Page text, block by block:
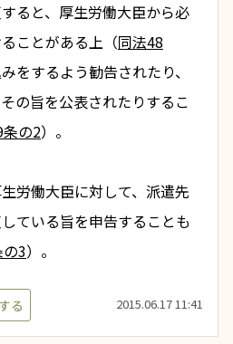
ると、厚生労働大臣から必
ことがある上（同法48
をするよう勧告されたり、
の旨を公表されたりするこ
の2）。
労働大臣に対して、派遣先
ている旨を申告することも
3）。
る 2015.06.17 11:41